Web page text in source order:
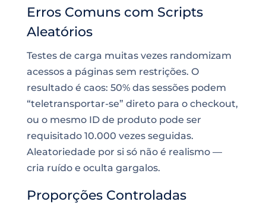
Erros Comuns com Scripts
Aleatórios
Testes de carga muitas vezes randomizam
acessos a páginas sem restrições. O
resultado é caos: 50% das sessões podem
“teletransportar-se” direto para o checkout,
ou o mesmo ID de produto pode ser
requisitado 10.000 vezes seguidas.
Aleatoriedade por si só não é realismo —
cria ruído e oculta gargalos.
Proporções Controladas